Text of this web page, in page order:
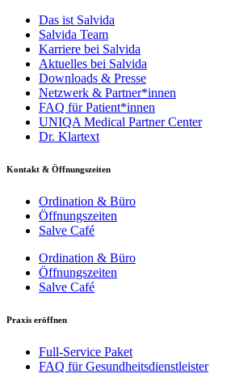
Das ist Salvida
Salvida Team
Karriere bei Salvida
Aktuelles bei Salvida
Downloads & Presse
Netzwerk & Partner*innen
FAQ für Patient*innen
UNIQA Medical Partner Center
Dr. Klartext
Kontakt & Öffnungszeiten
Ordination & Büro
Öffnungszeiten
Salve Café
Ordination & Büro
Öffnungszeiten
Salve Café
Praxis eröffnen
Full-Service Paket
FAQ für Gesundheitsdienstleister